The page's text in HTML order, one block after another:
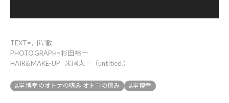
TEXT=川岸徹
PHOTOGRAPH=杉田裕一
HAIR&MAKE-UP=米尾太一（untitled.）
#岸 博幸のオトナの嗜み オトコの慎み #岸博幸